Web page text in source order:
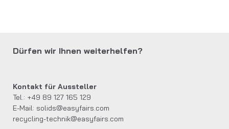
Dürfen wir Ihnen weiterhelfen?
Kontakt für Aussteller
Tel.: +49 89 127 165 129
E-Mail: solids@easyfairs.com
recycling-technik@easyfairs.com